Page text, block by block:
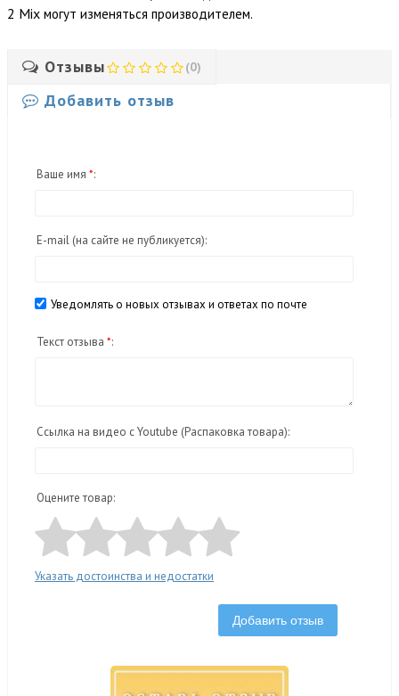
2 Mix могут изменяться производителем.
Отзывы (0)
Добавить отзыв
Ваше имя *:
E-mail (на сайте не публикуется):
Уведомлять о новых отзывах и ответах по почте
Текст отзыва *:
Ссылка на видео с Youtube (Распаковка товара):
Оцените товар:
Указать достоинства и недостатки
Добавить отзыв